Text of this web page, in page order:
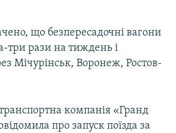
що безпересадочні вагони
три рази на тиждень і
Мічурінськ, Воронеж, Ростов-
компанія «Гранд
про запуск поїзда за